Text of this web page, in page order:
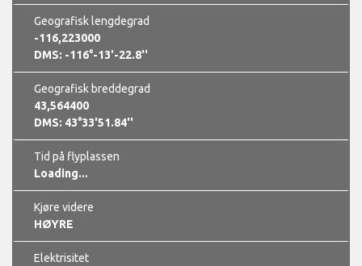
Geografisk lengdegrad
-116,223000
DMS: -116°-13'-22.8''
Geografisk breddegrad
43,564400
DMS: 43°33'51.84''
Tid på flyplassen
Loading...
Kjøre videre
HØYRE
Elektrisitet